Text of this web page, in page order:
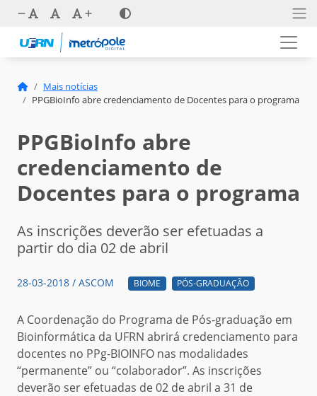
Mais notícias
PPGBioInfo abre credenciamento de Docentes para o programa
PPGBioInfo abre
credenciamento de
Docentes para o programa
As inscrições deverão ser efetuadas a
partir do dia 02 de abril
28-03-2018 / ASCOM BIOME PÓS-GRADUAÇÃO
A Coordenação do Programa de Pós-graduação em
Bioinformática da UFRN abrirá credenciamento para
docentes no PPg-BIOINFO nas modalidades
“permanente” ou “colaborador”. As inscrições
deverão ser efetuadas de 02 de abril a 31 de